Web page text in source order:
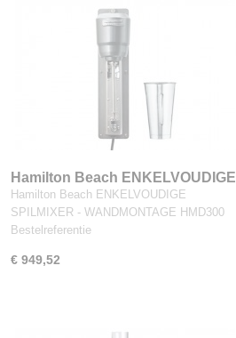
Hamilton Beach ENKELVOUDIGE
SPILMIXER - WANDMONTAGE
HMD300
Hamilton Beach ENKELVOUDIGE
SPILMIXER - WANDMONTAGE HMD300
Bestelreferentie
€ 949,52